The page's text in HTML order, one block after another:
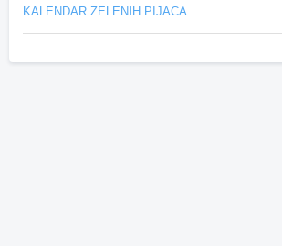
KALENDAR ZELENIH PIJACA